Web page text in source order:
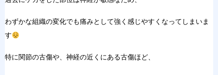
わずかな組織の変化でも痛みとして強く感じやすくなってしまいま
す
特に関節の古傷や、神経の近くにある古傷ほど、